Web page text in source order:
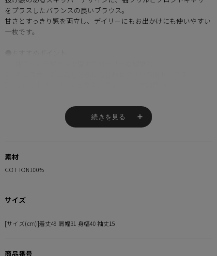
をプラスしたバランスの良いブラウス。
甘さとすっきり感を両立し、デイリーにもお出かけにも使いやすい
一枚です。
【ファッション系統】
・ガールズストリート
※ご注意
あらかじめご了承ください。
す。 ご注文が殺到した場合ズレが生じ 欠品となる場合があります。
続きを見る
素材
COTTON100%
サイズ
[サイズ(cm)]着丈49 肩幅31 身幅40 袖丈15
商品番号